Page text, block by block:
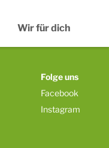
Wir für dich
Folge uns
Facebook
Instagram